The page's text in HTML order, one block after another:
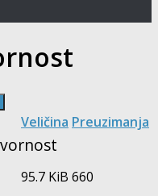
Veličina Preuzimanja
95.7 KiB 660